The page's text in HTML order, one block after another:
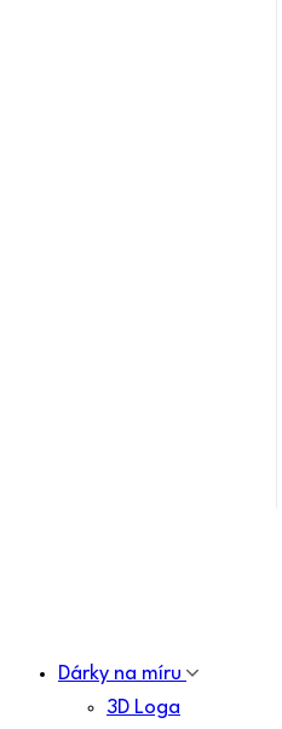
Dárky na míru
3D Loga